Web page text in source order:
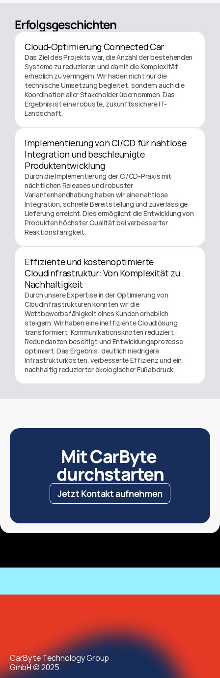
Erfolgsgeschichten
Cloud-Optimierung Connected Car
Das Ziel des Projekts war, die Anzahl der bestehenden
Systeme zu reduzieren und damit die Komplexität
erheblich zu verringern. Wir haben nicht nur die
technische Umsetzung begleitet, sondern auch die
Koordination aller Stakeholder übernommen. Das
Ergebnis ist eine robuste, zukunftssichere IT-
Landschaft.
Implementierung von CI/CD für nahtlose
Integration und beschleunigte
Produktentwicklung
Durch die Implementierung der CI/CD-Praxis mit
nächtlichen Releases und robuster
Variantenhandhabung haben wir eine nahtlose
Integration, schnelle Bereitstellung und zuverlässige
Lieferung erreicht. Dies ermöglicht die Entwicklung von
Produkten höchster Qualität bei verbesserter
Reaktionsfähigkeit.
Effiziente und kostenoptimierte
Cloudinfrastruktur: Von Komplexität zu
Nachhaltigkeit
Durch unsere Expertise in der Optimierung von
Cloudinfrastrukturen konnten wir die
Wettbewerbsfähigkeit eines Kunden erheblich
steigern. Wir haben eine ineffiziente Cloudlösung
transformiert, Kommunikationsknoten reduziert,
Redundanzen beseitigt und Entwicklungsprozesse
optimiert. Das Ergebnis: deutlich niedrigere
Infrastrukturkosten, verbesserte Effizienz und ein
nachhaltig reduzierter ökologischer Fußabdruck.
Mit CarByte
durchstarten
Jetzt Kontakt aufnehmen
CarByte Technology Group
GmbH © 2025